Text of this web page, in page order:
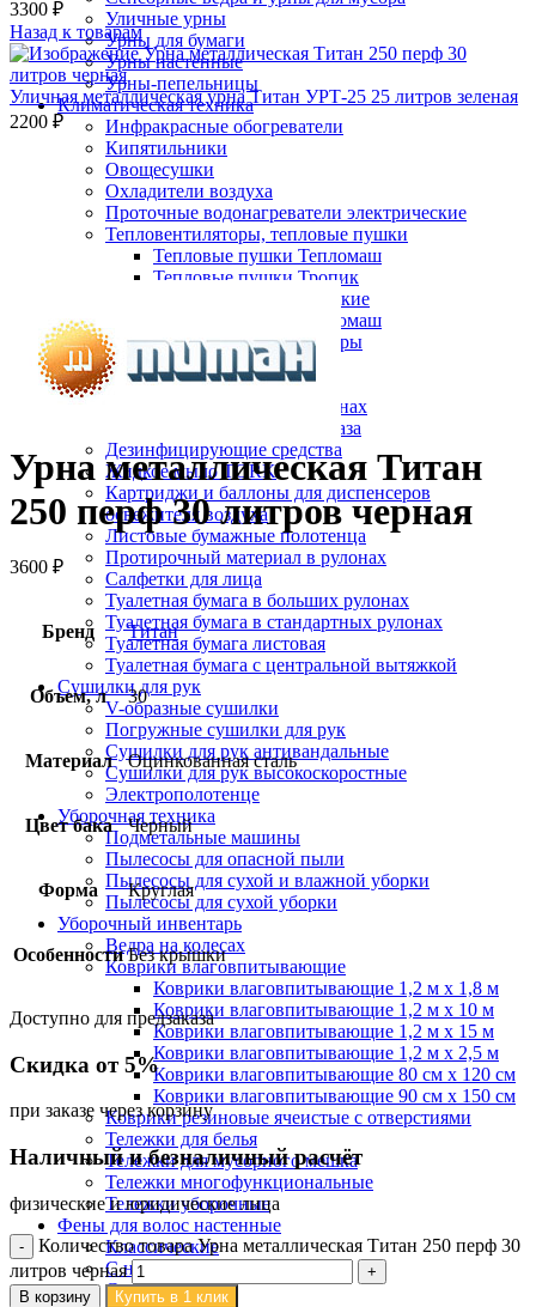
Уличные урны
Урны для бумаги
Урны настенные
Урны-пепельницы
Климатическая техника
Инфракрасные обогреватели
Кипятильники
Овощесушки
Охладители воздуха
Проточные водонагреватели электрические
Тепловентиляторы, тепловые пушки
Тепловые пушки Тепломаш
Тепловые пушки Тропик
Тепловые завесы электрические
Тепловые завесы Тепломаш
Электронные терморегуляторы
Пеленальные столы
Расходные материалы
Бумажные полотенца в рулонах
Бумажные сиденья для унитаза
Дезинфицирующие средства
Жидкое мыло TORK
Картриджи и баллоны для диспенсеров
освежителя воздуха
Листовые бумажные полотенца
Протирочный материал в рулонах
Салфетки для лица
Туалетная бумага в больших рулонах
Туалетная бумага в стандартных рулонах
Туалетная бумага листовая
Туалетная бумага с центральной вытяжкой
Сушилки для рук
V-образные сушилки
Погружные сушилки для рук
Сушилки для рук антивандальные
Сушилки для рук высокоскоростные
Электрополотенце
Уборочная техника
Подметальные машины
Пылесосы для опасной пыли
Пылесосы для сухой и влажной уборки
Пылесосы для сухой уборки
Уборочный инвентарь
Ведра на колесах
Коврики влаговпитывающие
Коврики влаговпитывающие 1,2 м х 1,8 м
Коврики влаговпитывающие 1,2 м х 10 м
Коврики влаговпитывающие 1,2 м х 15 м
Коврики влаговпитывающие 1,2 м х 2,5 м
Коврики влаговпитывающие 80 см х 120 см
Коврики влаговпитывающие 90 см х 150 см
Коврики резиновые ячеистые с отверстиями
Тележки для белья
Тележки для мусорного мешка
Тележки многофункциональные
Тележки уборочные
Фены для волос настенные
Классические
С настенным креплением
Со шлангом
3300 ₽
Назад к товарам
Уличная металлическая урна Титан УРТ-25 25 литров зеленая
2200 ₽
Нажмите, чтобы увеличить
Урна металлическая Титан
250 перф 30 литров черная
3600 ₽
Бренд Титан
Объем, л 30
Материал Оцинкованная сталь
Цвет бака Черный
Форма Круглая
Особенности Без крышки
Доступно для предзаказа
Скидка от 5%
при заказе через корзину
Наличный и безналичный расчёт
физические и юридические лица
Количество товара Урна металлическая Титан 250 перф 30
литров черная
В корзину Купить в 1 клик